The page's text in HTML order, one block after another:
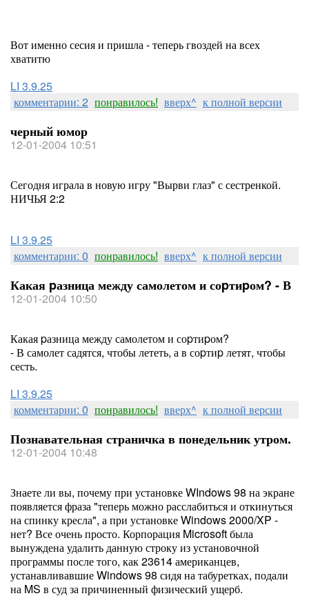
Вот именно сесия и пришла - теперь гвоздей на всех
хватитю
LI 3.9.25
комментарии: 2 понравилось! вверх^ к полной версии
черный юмор
12-01-2004 10:51
Сегодня играла в новую игру "Вырви глаз" с сестренкой.
НИЧЬЯ 2:2
LI 3.9.25
комментарии: 0 понравилось! вверх^ к полной версии
Какая pазница между самолетом и соpтиpом? - В
12-01-2004 10:50
Какая pазница между самолетом и соpтиpом?
- В самолет садятся, чтобы лететь, а в соpтиp летят, чтобы
сесть.
LI 3.9.25
комментарии: 0 понравилось! вверх^ к полной версии
Познавательная страничка в понедельник утром.
12-01-2004 10:48
Знаете ли вы, почему при установке WIndows 98 на экране
появляется фраза "теперь можно расслабиться и откинуться
на спинку кресла", а при установке Windows 2000/XP -
нет? Все очень просто. Корпорация Microsoft была
вынуждена удалить данную строку из установочной
программы после того, как 23614 американцев,
устанавливавшие Windows 98 сидя на табуретках, подали
на MS в суд за причиненный физический ущерб.